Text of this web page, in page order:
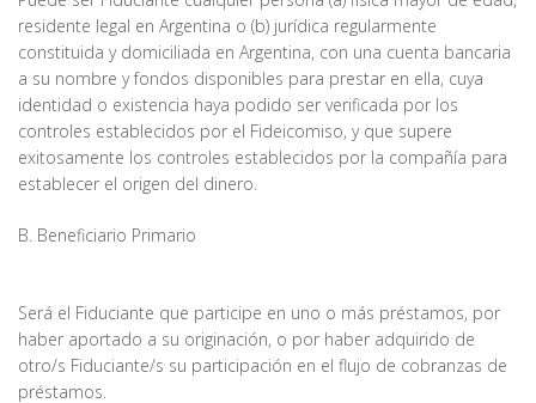
residente legal en Argentina o (b) jurídica regularmente
constituida y domiciliada en Argentina, con una cuenta bancaria
a su nombre y fondos disponibles para prestar en ella, cuya
identidad o existencia haya podido ser verificada por los
controles establecidos por el Fideicomiso, y que supere
exitosamente los controles establecidos por la compañía para
establecer el origen del dinero.
B. Beneficiario Primario
Será el Fiduciante que participe en uno o más préstamos, por
haber aportado a su originación, o por haber adquirido de
otro/s Fiduciante/s su participación en el flujo de cobranzas de
préstamos.